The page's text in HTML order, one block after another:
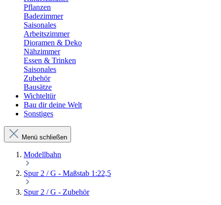
Pflanzen
Badezimmer
Saisonales
Arbeitszimmer
Dioramen & Deko
Nähzimmer
Essen & Trinken
Saisonales
Zubehör
Bausätze
Wichteltür
Bau dir deine Welt
Sonstiges
Menü schließen
Modellbahn
Spur 2 / G - Maßstab 1:22,5
Spur 2 / G - Zubehör